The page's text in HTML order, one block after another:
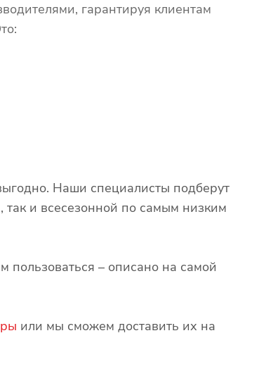
гарантируя клиентам
Наши специалисты подберут
и всесезонной по самым низким
пользоваться – описано на самой
или мы сможем доставить их на